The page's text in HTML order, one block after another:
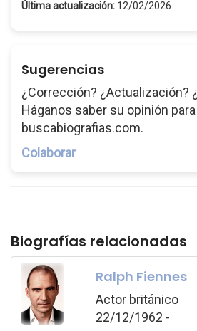
Última actualización: 12/02/2026
Sugerencias
¿Corrección? ¿Actualización?
Háganos saber su opinión
buscabiografias.com.
Colaborar
Biografías relacionadas
Ralph Fiennes
Actor británico
22/12/1962 -